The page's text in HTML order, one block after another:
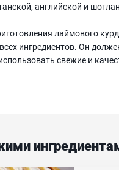
английской и
лаймового
ингредиентов. Он
свежие и